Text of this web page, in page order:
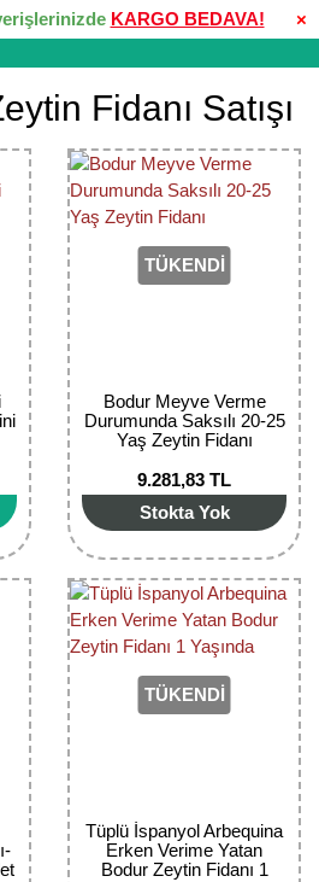
×
KARGO BEDAVA!
Fidanı Satışı
TÜKENDİ
Bodur Meyve Verme
Durumunda Saksılı 20-25
Yaş Zeytin Fidanı
9.281,83 TL
Stokta Yok
TÜKENDİ
Tüplü İspanyol Arbequina
Erken Verime Yatan
Bodur Zeytin Fidanı 1